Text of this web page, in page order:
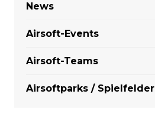
News
Airsoft-Events
Airsoft-Teams
Airsoftparks / Spielfelder